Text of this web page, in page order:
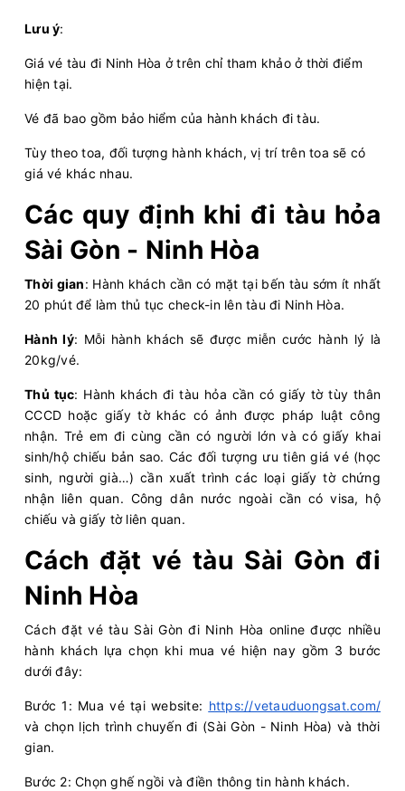
Lưu ý:
Giá vé tàu đi Ninh Hòa ở trên chỉ tham khảo ở thời điểm
hiện tại.
Vé đã bao gồm bảo hiểm của hành khách đi tàu.
Tùy theo toa, đối tượng hành khách, vị trí trên toa sẽ có
giá vé khác nhau.
Các quy định khi đi tàu hỏa
Sài Gòn - Ninh Hòa
Thời gian: Hành khách cần có mặt tại bến tàu sớm ít nhất
20 phút để làm thủ tục check-in lên tàu đi Ninh Hòa.
Hành lý: Mỗi hành khách sẽ được miễn cước hành lý là
20kg/vé.
Thủ tục: Hành khách đi tàu hỏa cần có giấy tờ tùy thân
CCCD hoặc giấy tờ khác có ảnh được pháp luật công
nhận. Trẻ em đi cùng cần có người lớn và có giấy khai
sinh/hộ chiếu bản sao. Các đối tượng ưu tiên giá vé (học
sinh, người già…) cần xuất trình các loại giấy tờ chứng
nhận liên quan. Công dân nước ngoài cần có visa, hộ
chiếu và giấy tờ liên quan.
Cách đặt vé tàu Sài Gòn đi
Ninh Hòa
Cách đặt vé tàu Sài Gòn đi Ninh Hòa online được nhiều
hành khách lựa chọn khi mua vé hiện nay gồm 3 bước
dưới đây:
Bước 1: Mua vé tại website: https://vetauduongsat.com/
và chọn lịch trình chuyến đi (Sài Gòn - Ninh Hòa) và thời
gian.
Bước 2: Chọn ghế ngồi và điền thông tin hành khách.